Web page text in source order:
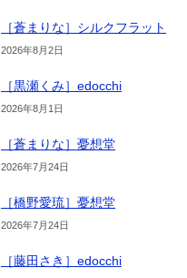
［蒼まりな］シルクフラット
2026年8月2日
［黒瀬くみ］edocchi
2026年8月1日
［蒼まりな］憂想堂
2026年7月24日
［橋野愛琉］憂想堂
2026年7月24日
［藤田さき］edocchi